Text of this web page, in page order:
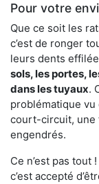
Pour votre
Que ce soit les
c’est de ronger
leurs dents
sols, les portes,
dans les tuyaux.
problématique vu
court-circuit, une
engendrés.
Ce n’est pas tout
c’est accepté